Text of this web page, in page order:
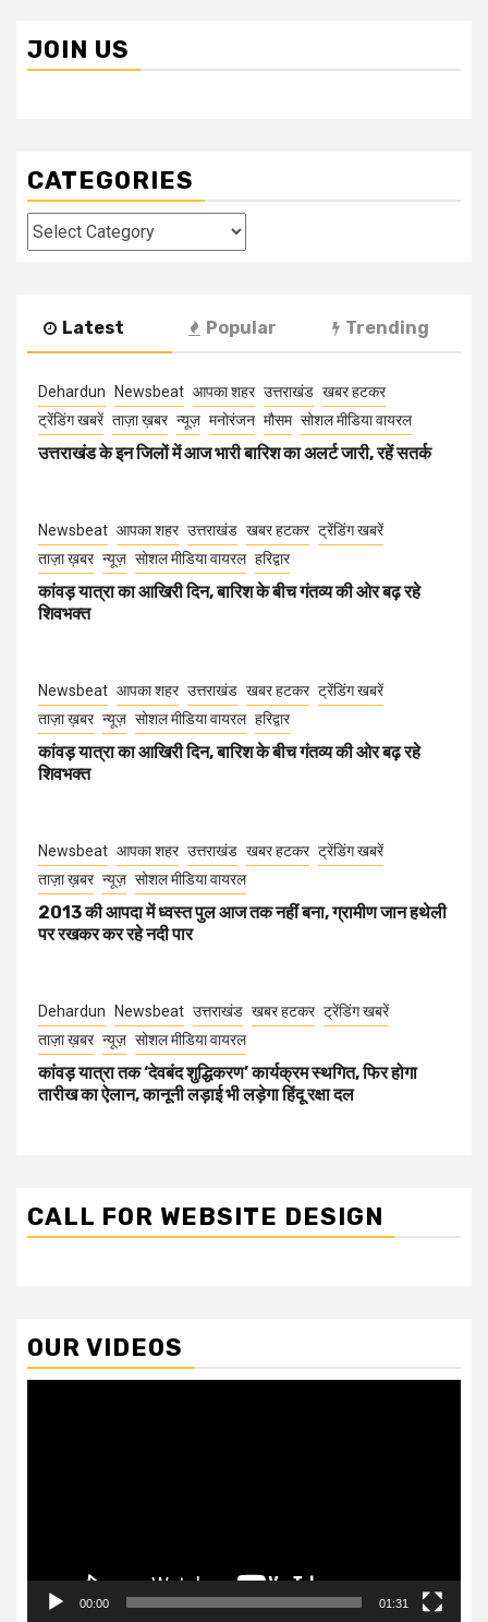
JOIN US
CATEGORIES
Categories
Latest Popular Trending
Dehardun Newsbeat आपका शहर उत्तराखंड खबर हटकर
ट्रेंडिंग खबरें ताज़ा ख़बर न्यूज़ मनोरंजन मौसम सोशल मीडिया वायरल
उत्तराखंड के इन जिलों में आज भारी बारिश का अलर्ट जारी, रहें सतर्क
Newsbeat आपका शहर उत्तराखंड खबर हटकर ट्रेंडिंग खबरें
ताज़ा ख़बर न्यूज़ सोशल मीडिया वायरल हरिद्वार
कांवड़ यात्रा का आखिरी दिन, बारिश के बीच गंतव्य की ओर बढ़ रहे
शिवभक्त
Newsbeat आपका शहर उत्तराखंड खबर हटकर ट्रेंडिंग खबरें
ताज़ा ख़बर न्यूज़ सोशल मीडिया वायरल हरिद्वार
कांवड़ यात्रा का आखिरी दिन, बारिश के बीच गंतव्य की ओर बढ़ रहे
शिवभक्त
Newsbeat आपका शहर उत्तराखंड खबर हटकर ट्रेंडिंग खबरें
ताज़ा ख़बर न्यूज़ सोशल मीडिया वायरल
2013 की आपदा में ध्वस्त पुल आज तक नहीं बना, ग्रामीण जान हथेली
पर रखकर कर रहे नदी पार
Dehardun Newsbeat उत्तराखंड खबर हटकर ट्रेंडिंग खबरें
ताज़ा ख़बर न्यूज़ सोशल मीडिया वायरल
कांवड़ यात्रा तक ‘देवबंद शुद्धिकरण’ कार्यक्रम स्थगित, फिर होगा
तारीख का ऐलान, कानूनी लड़ाई भी लड़ेगा हिंदू रक्षा दल
CALL FOR WEBSITE DESIGN
OUR VIDEOS
00:00 01:31